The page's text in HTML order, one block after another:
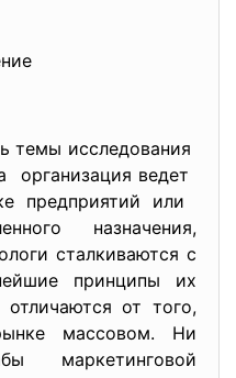
исследования
организация ведет
предприятий или
назначения,
сталкиваются с
принципы их
от того,
массовом. Ни
маркетинговой